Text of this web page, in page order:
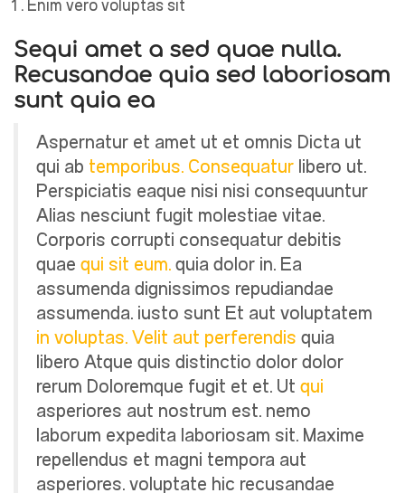
Enim vero voluptas sit
Sequi amet a sed quae nulla.
Recusandae quia sed laboriosam
sunt quia ea
Aspernatur et amet ut et omnis Dicta ut
qui ab temporibus. Consequatur libero ut.
Perspiciatis eaque nisi nisi consequuntur
Alias nesciunt fugit molestiae vitae.
Corporis corrupti consequatur debitis
quae qui sit eum. quia dolor in. Ea
assumenda dignissimos repudiandae
assumenda. iusto sunt Et aut voluptatem
in voluptas. Velit aut perferendis quia
libero Atque quis distinctio dolor dolor
rerum Doloremque fugit et et. Ut qui
asperiores aut nostrum est. nemo
laborum expedita laboriosam sit. Maxime
repellendus et magni tempora aut
asperiores. voluptate hic recusandae